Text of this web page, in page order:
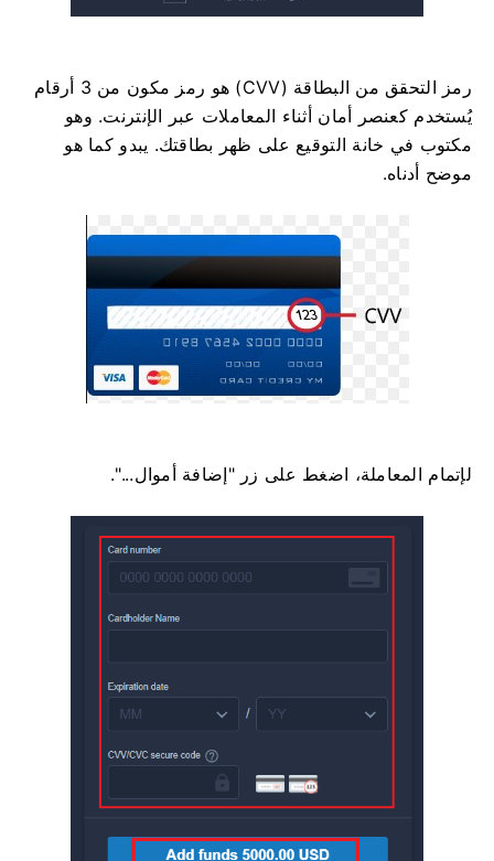
رمز التحقق من البطاقة (CVV) هو رمز مكون من 3 أرقام
يُستخدم كعنصر أمان أثناء المعاملات عبر الإنترنت. وهو
مكتوب في خانة التوقيع على ظهر بطاقتك. يبدو كما هو
موضح أدناه.
لإتمام المعاملة، اضغط على زر "إضافة أموال...".